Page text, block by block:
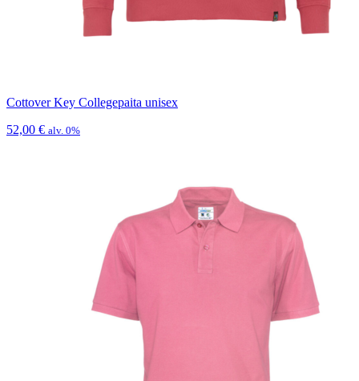
Cottover Key Collegepaita unisex
52,00 € alv. 0%